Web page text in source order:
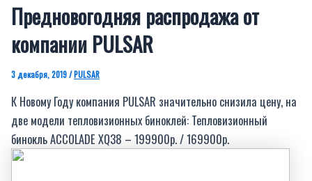
Предновогодняя распродажа от
компании PULSAR
3 декабря, 2019/PULSAR
К Новому Году компания PULSAR значительно снизила цену, на
две модели тепловизионных биноклей: Тепловизионный
бинокль ACCOLADE XQ38 – 199900р. / 169900р.